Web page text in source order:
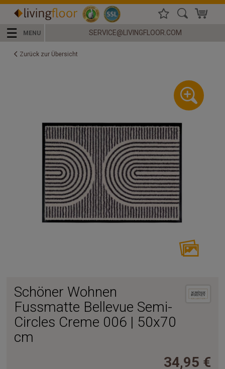
☰ MENU SERVICE@LIVINGFLOOR.COM
Zurück zur Übersicht
Schöner Wohnen
Fussmatte Bellevue Semi-
Circles Creme 006 | 50x70
cm
34,95 €